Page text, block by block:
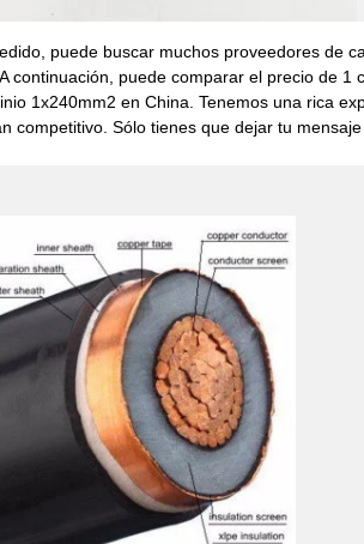
puede buscar muchos proveedores de
continuación, puede comparar el precio de
1x240mm2 en China. Tenemos una rica
competitivo. Sólo tienes que dejar tu